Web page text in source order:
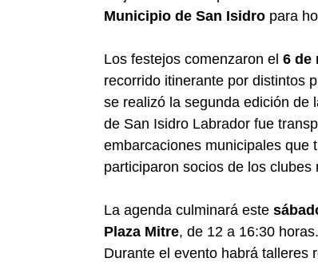
Municipio de San Isidro para
Los festejos comenzaron el 6 de
recorrido itinerante por distintos
se realizó la segunda edición de
de San Isidro Labrador fue
embarcaciones municipales que
participaron socios de los
La agenda culminará este
Plaza Mitre, de 12 a 16:30
Durante el evento habrá talleres